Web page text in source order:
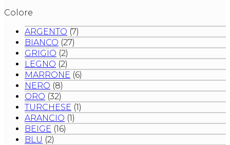
Colore
ARGENTO (7)
BIANCO (27)
GRIGIO (2)
LEGNO (2)
MARRONE (6)
NERO (8)
ORO (32)
TURCHESE (1)
ARANCIO (1)
BEIGE (16)
BLU (2)